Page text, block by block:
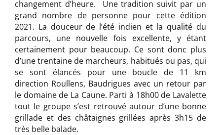
changement d’heure. Une tradition suivit par un
grand nombre de personne pour cette édition
2021. La douceur de l’été indien et la qualité du
parcours, une nouvelle fois excellente, y étant
certainement pour beaucoup. Ce sont donc plus
d’une trentaine de marcheurs, habitués ou pas, qui
se sont élancés pour une boucle de 11 km
direction Roullens, Baudrigues avec un retour par
le domaine de La Caune. Parti à 18h00 de Lavalette
tout le groupe s’est retrouvé autour d’une bonne
grillade et des châtaignes grillées après 3h15 de
très belle balade.